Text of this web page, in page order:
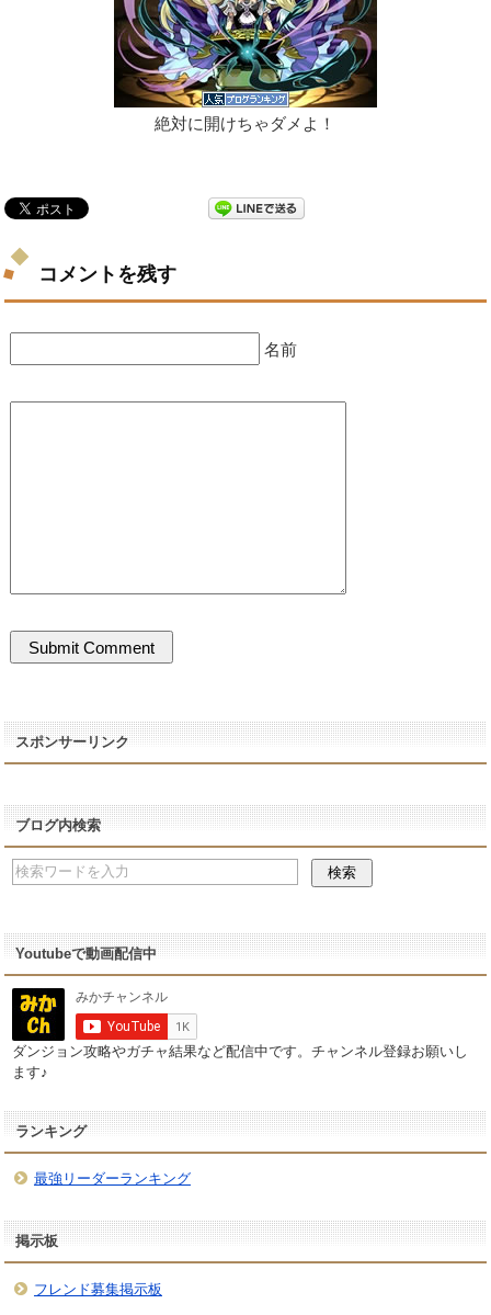
絶対に開けちゃダメよ！
コメントを残す
名前
スポンサーリンク
ブログ内検索
Youtubeで動画配信中
ダンジョン攻略やガチャ結果など配信中です。チャンネル登録お願いし
ます♪
ランキング
最強リーダーランキング
掲示板
フレンド募集掲示板